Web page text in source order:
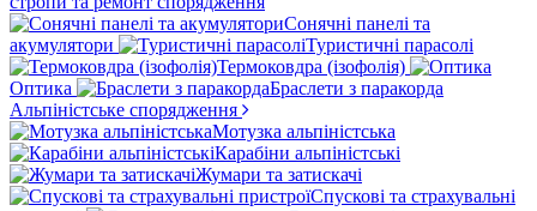
Сонячні панелі та
акумулятори
Туристичні парасолі
Термоковдра (ізофолія)
Оптика
Браслети з паракорда
Альпіністське спорядження
Мотузка альпіністська
Карабіни альпіністські
Жумари та затискачі
Спускові та страхувальні